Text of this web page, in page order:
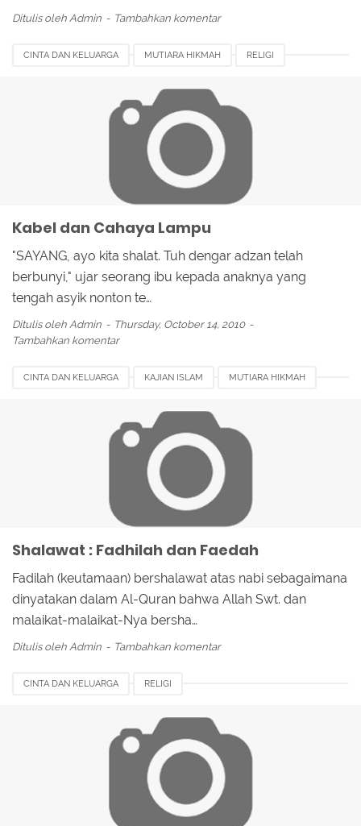
Ditulis oleh Admin Tambahkan komentar
CINTA DAN KELUARGA MUTIARA HIKMAH RELIGI
Kabel dan Cahaya Lampu
"SAYANG, ayo kita shalat. Tuh dengar adzan telah
berbunyi," ujar seorang ibu kepada anaknya yang
tengah asyik nonton te…
Ditulis oleh Admin
Thursday, October 14, 2010
Tambahkan komentar
CINTA DAN KELUARGA KAJIAN ISLAM MUTIARA HIKMAH
Shalawat : Fadhilah dan Faedah
Fadilah (keutamaan) bershalawat atas nabi sebagaimana
dinyatakan dalam Al-Quran bahwa Allah Swt. dan
malaikat-malaikat-Nya bersha…
Ditulis oleh Admin Tambahkan komentar
CINTA DAN KELUARGA RELIGI